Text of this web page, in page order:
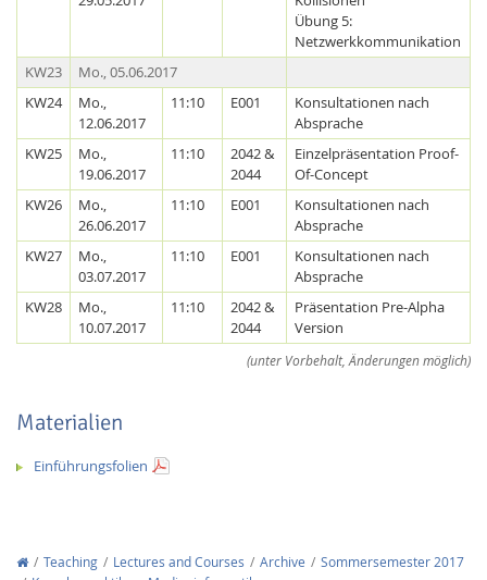
Feeds
(unter Vorbehalt, Änderungen möglich)
Übung 5:
Netzwerkkommunikation
KW23
Mo., 05.06.2017
KW24
Mo.,
12.06.2017
11:10 E001
Konsultationen nach
Absprache
KW25
Mo.,
19.06.2017
11:10
2042 &
2044
Einzelpräsentation Proof-
Of-Concept
KW26
Mo.,
26.06.2017
11:10 E001
Konsultationen nach
Absprache
KW27
Mo.,
03.07.2017
11:10 E001
Konsultationen nach
Absprache
KW28
Mo.,
10.07.2017
11:10
2042 &
2044
Präsentation Pre-Alpha
Version
Materialien
Einführungsfolien
Teaching Lectures and Courses Archive
Sommersemester 2017